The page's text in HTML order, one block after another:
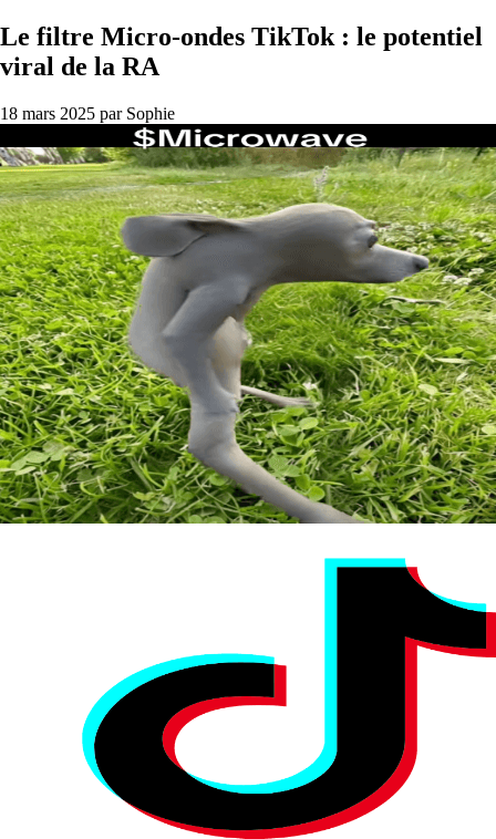
Le filtre Micro-ondes TikTok : le potentiel
viral de la RA
18 mars 2025 par Sophie